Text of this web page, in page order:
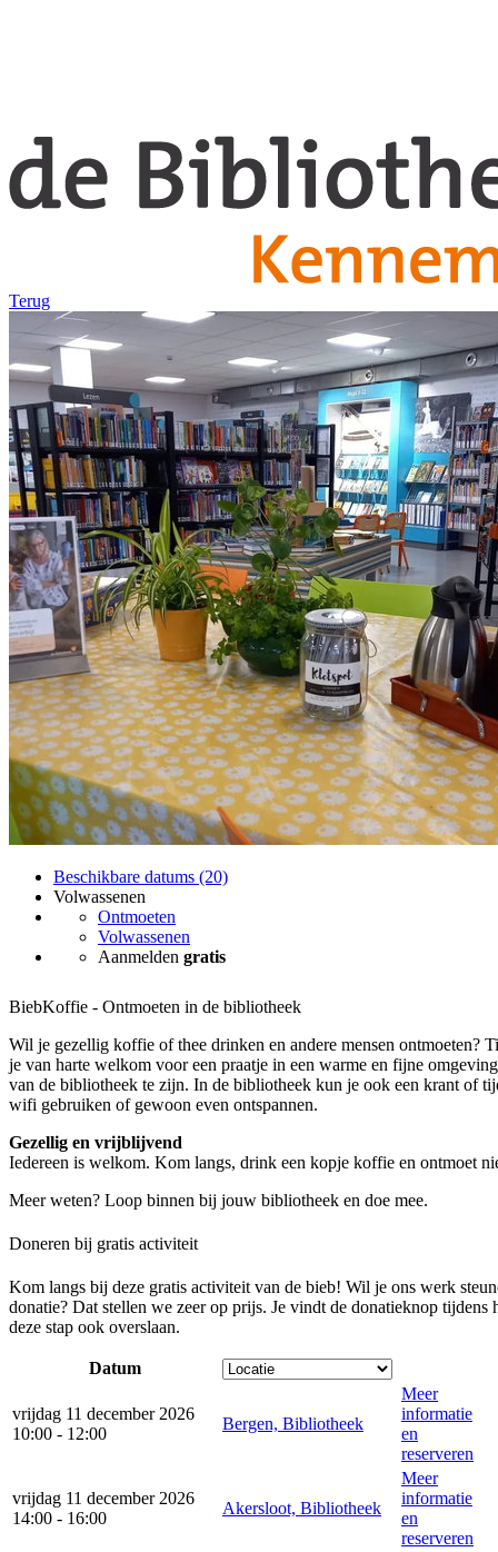
Terug
Beschikbare datums (20)
Volwassenen
Ontmoeten
Volwassenen
Aanmelden gratis
BiebKoffie - Ontmoeten in de bibliotheek
Wil je gezellig koffie of thee drinken en andere mensen ontmoeten?
je van harte welkom voor een praatje in een warme en fijne
van de bibliotheek te zijn. In de bibliotheek kun je ook een krant of
wifi gebruiken of gewoon even ontspannen.
Gezellig en vrijblijvend
Iedereen is welkom. Kom langs, drink een kopje koffie en ontmoet
Meer weten? Loop binnen bij jouw bibliotheek en doe mee.
Doneren bij gratis activiteit
Kom langs bij deze gratis activiteit van de bieb! Wil je ons werk
donatie? Dat stellen we zeer op prijs. Je vindt de donatieknop tijdens
deze stap ook overslaan.
Datum
vrijdag 11 december 2026
10:00 - 12:00
Bergen, Bibliotheek
Meer
informatie
en
reserveren
vrijdag 11 december 2026
14:00 - 16:00
Akersloot, Bibliotheek
Meer
informatie
en
reserveren